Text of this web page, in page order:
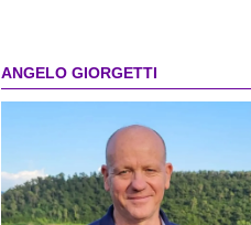
ANGELO GIORGETTI